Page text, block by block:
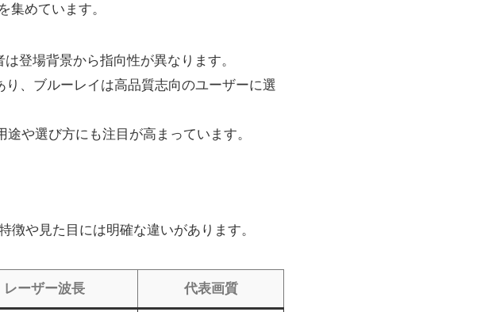
集めています。
登場背景から指向性が異なります。
、ブルーレイは高品質志向のユーザーに選
や選び方にも注目が高まっています。
徴や見た目には明確な違いがあります。
レーザー波長 代表画質